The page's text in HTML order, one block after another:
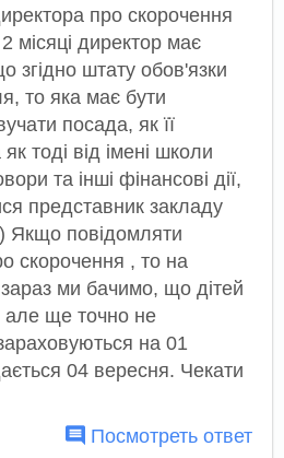
про скорочення
2 місяці директор має
згідно штату обов'язки
то яка має бути
посада, як її
тоді від імені школи
та інші фінансові дії,
представник закладу
Якщо повідомляти
скорочення , то на
зараз ми бачимо, що дітей
але ще точно не
на 01
04 вересня. Чекати
Посмотреть ответ